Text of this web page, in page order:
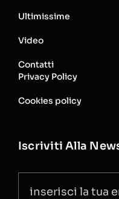
Ultimissime
Video
Contatti
Privacy Policy
Cookies policy
Iscriviti Alla